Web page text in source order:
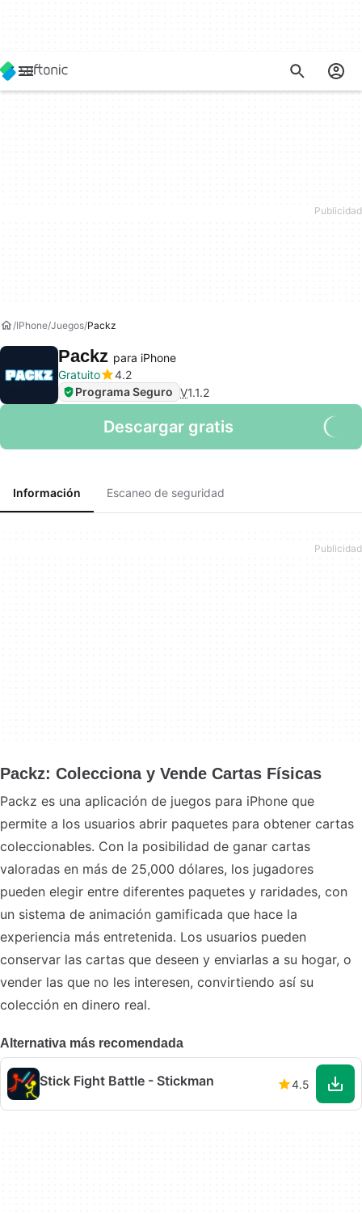
IPhone Juegos Packz
Packz para iPhone
Gratuito
4.2
Programa Seguro V1.1.2
Descargar gratis
Información Escaneo de seguridad
Packz: Colecciona y Vende Cartas Físicas
Packz es una aplicación de juegos para iPhone que
permite a los usuarios abrir paquetes para obtener cartas
coleccionables. Con la posibilidad de ganar cartas
valoradas en más de 25,000 dólares, los jugadores
pueden elegir entre diferentes paquetes y raridades, con
un sistema de animación gamificada que hace la
experiencia más entretenida. Los usuarios pueden
conservar las cartas que deseen y enviarlas a su hogar, o
vender las que no les interesen, convirtiendo así su
colección en dinero real.
Alternativa más recomendada
Stick Fight Battle - Stickman 4.5